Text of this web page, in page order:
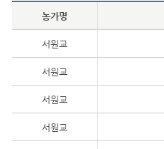
농가명
서원교
서원교
서원교
서원교